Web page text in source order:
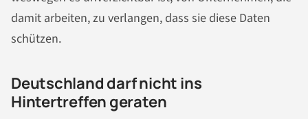
damit arbeiten, zu verlangen, dass sie diese Daten
schützen.
Deutschland darf nicht ins
Hintertreffen geraten